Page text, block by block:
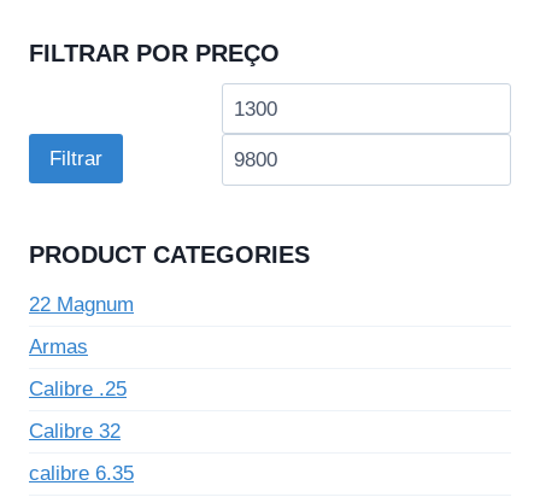
FILTRAR POR PREÇO
Preço
Filtrar
PRODUCT CATEGORIES
22 Magnum
Armas
Calibre .25
Calibre 32
calibre 6.35